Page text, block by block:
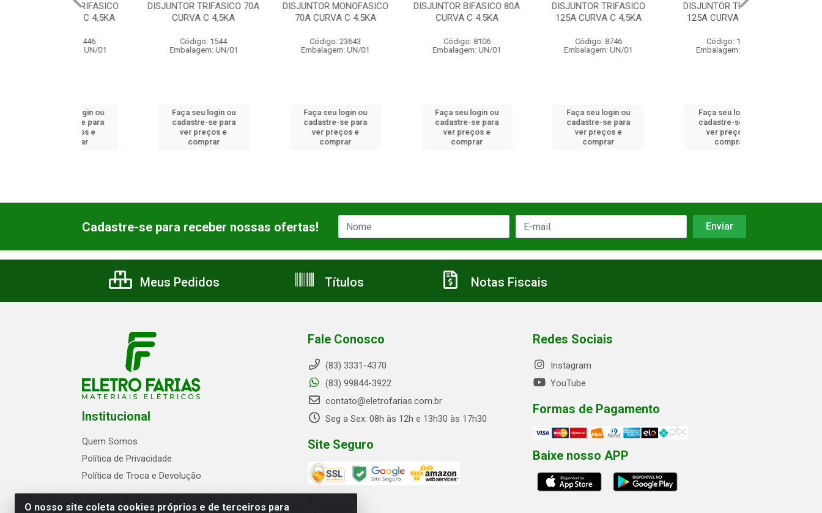
DISJUNTOR TRIFASICO 70A
CURVA C 4,5KA
Embalagem: UN/01
Faça seu login ou
cadastre-se para
DISJUNTOR MONOFASICO
70A CURVA C 4.5KA
Embalagem: UN/01
Faça seu login ou
cadastre-se para
DISJUNTOR BIFASICO 80A
CURVA C 4.5KA
Embalagem: UN/01
Faça seu login ou
cadastre-se para
DISJUNTOR TRIFASICO
125A CURVA C 4,5KA
Embalagem: UN/01
Faça seu login ou
cadastre-se para
DISJUNTOR TRIFASICO
125A CURVA C 4,5KA
Embalagem: UN/01
Faça seu login ou
cadastre-se para
O nosso site coleta cookies próprios e de terceiros para
Cadastre-se para receber nossas ofertas!
Meus Pedidos Títulos Notas Fiscais
Institucional
Quem Somos
Política de Privacidade
Política de Troca e Devolução
Fale Conosco
(83) 3331-4370
(83) 99844-3922
contato@eletrofarias.com.br
Seg a Sex: 08h às 12h e 13h30 às 17h30
Site Seguro
Redes Sociais
Instagram
YouTube
Formas de Pagamento
Baixe nosso APP